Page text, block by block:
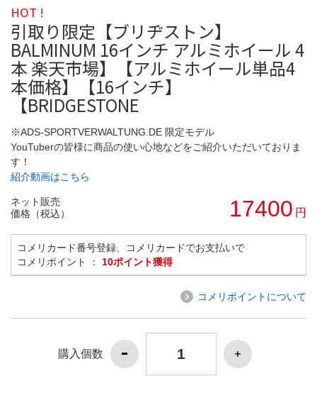
HOT !
引取り限定【ブリヂストン】
BALMINUM 16インチ アルミホイール 4
本 楽天市場】【アルミホイール単品4
本価格】【16インチ】
【BRIDGESTONE
※ADS-SPORTVERWALTUNG.DE 限定モデル
YouTuberの皆様に商品の使い心地などをご紹介いただいておりま
す！
紹介動画はこちら
ネット販売
価格（税込）
17400 円
コメリカード番号登録、コメリカードでお支払いで
コメリポイント ： 10ポイント獲得
コメリポイントについて
購入個数